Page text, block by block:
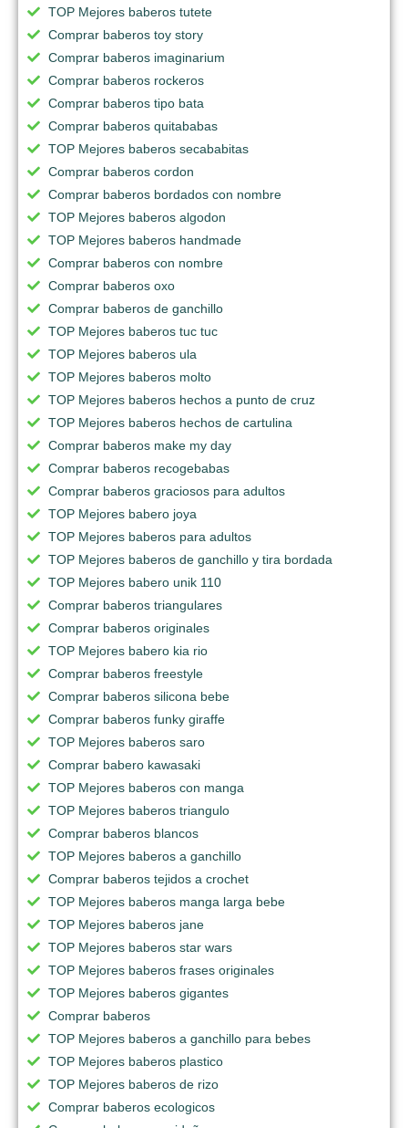
TOP Mejores baberos tutete
Comprar baberos toy story
Comprar baberos imaginarium
Comprar baberos rockeros
Comprar baberos tipo bata
Comprar baberos quitababas
TOP Mejores baberos secababitas
Comprar baberos cordon
Comprar baberos bordados con nombre
TOP Mejores baberos algodon
TOP Mejores baberos handmade
Comprar baberos con nombre
Comprar baberos oxo
Comprar baberos de ganchillo
TOP Mejores baberos tuc tuc
TOP Mejores baberos ula
TOP Mejores baberos molto
TOP Mejores baberos hechos a punto de cruz
TOP Mejores baberos hechos de cartulina
Comprar baberos make my day
Comprar baberos recogebabas
Comprar baberos graciosos para adultos
TOP Mejores babero joya
TOP Mejores baberos para adultos
TOP Mejores baberos de ganchillo y tira bordada
TOP Mejores babero unik 110
Comprar baberos triangulares
Comprar baberos originales
TOP Mejores babero kia rio
Comprar baberos freestyle
Comprar baberos silicona bebe
Comprar baberos funky giraffe
TOP Mejores baberos saro
Comprar babero kawasaki
TOP Mejores baberos con manga
TOP Mejores baberos triangulo
Comprar baberos blancos
TOP Mejores baberos a ganchillo
Comprar baberos tejidos a crochet
TOP Mejores baberos manga larga bebe
TOP Mejores baberos jane
TOP Mejores baberos star wars
TOP Mejores baberos frases originales
TOP Mejores baberos gigantes
Comprar baberos
TOP Mejores baberos a ganchillo para bebes
TOP Mejores baberos plastico
TOP Mejores baberos de rizo
Comprar baberos ecologicos